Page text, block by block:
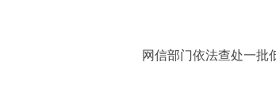
网信部门依法查处一批